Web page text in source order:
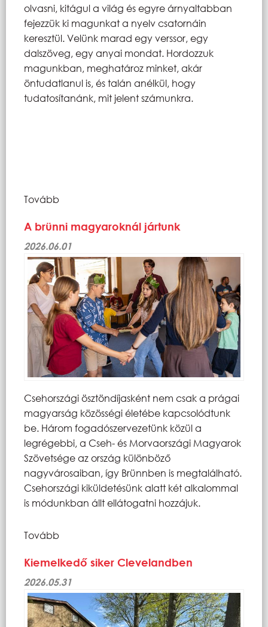
olvasni, kitágul a világ és egyre árnyaltabban
fejezzük ki magunkat a nyelv csatornáin
keresztül. Velünk marad egy verssor, egy
dalszöveg, egy anyai mondat. Hordozzuk
magunkban, meghatároz minket, akár
öntudatlanul is, és talán anélkül, hogy
tudatosítanánk, mit jelent számunkra.
Tovább
A brünni magyaroknál jártunk
2026.06.01
Csehországi ösztöndíjasként nem csak a prágai
magyarság közösségi életébe kapcsolódtunk
be. Három fogadószervezetünk közül a
legrégebbi, a Cseh- és Morvaországi Magyarok
Szövetsége az ország különböző
nagyvárosaiban, így Brünnben is megtalálható.
Csehországi kiküldetésünk alatt két alkalommal
is módunkban állt ellátogatni hozzájuk.
Tovább
Kiemelkedő siker Clevelandben
2026.05.31